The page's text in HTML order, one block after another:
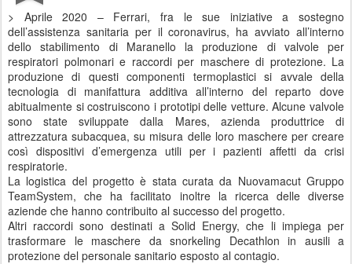
> Aprile 2020 – Ferrari, fra le sue iniziative a sostegno
dell’assistenza sanitaria per il coronavirus, ha avviato all’interno
dello stabilimento di Maranello la produzione di valvole per
respiratori polmonari e raccordi per maschere di protezione. La
produzione di questi componenti termoplastici si avvale della
tecnologia di manifattura additiva all’interno del reparto dove
abitualmente si costruiscono i prototipi delle vetture. Alcune valvole
sono state sviluppate dalla Mares, azienda produttrice di
attrezzatura subacquea, su misura delle loro maschere per creare
così dispositivi d’emergenza utili per i pazienti affetti da crisi
respiratorie.
La logistica del progetto è stata curata da Nuovamacut Gruppo
TeamSystem, che ha facilitato inoltre la ricerca delle diverse
aziende che hanno contribuito al successo del progetto.
Altri raccordi sono destinati a Solid Energy, che li impiega per
trasformare le maschere da snorkeling Decathlon in ausili a
protezione del personale sanitario esposto al contagio.